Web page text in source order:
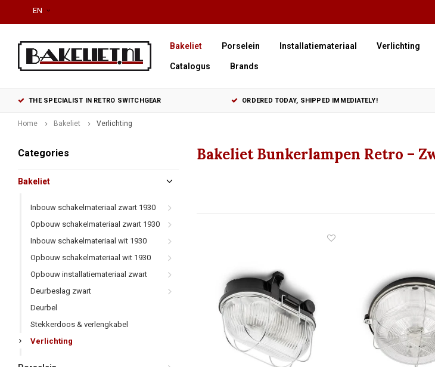
EN
Bakeliet Porselein Installatiemateriaal Verlichting
Catalogus Brands
THE SPECIALIST IN RETRO SWITCHGEAR ORDERED TODAY, SHIPPED IMMEDIATELY!
Home Bakeliet Verlichting
Categories
Bakeliet
Inbouw schakelmateriaal zwart 1930
Opbouw schakelmateriaal zwart 1930
Inbouw schakelmateriaal wit 1930
Opbouw schakelmateriaal wit 1930
Opbouw installatiemateriaal zwart
Deurbeslag zwart
Deurbel
Stekkerdoos & verlengkabel
Verlichting
Bakeliet Bunkerlampen Retro –